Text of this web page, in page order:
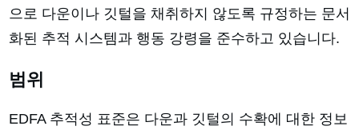
으로 다운이나 깃털을 채취하지 않도록 규정하는 문서
화된 추적 시스템과 행동 강령을 준수하고 있습니다.
범위
EDFA 추적성 표준은 다운과 깃털의 수확에 대한 정보